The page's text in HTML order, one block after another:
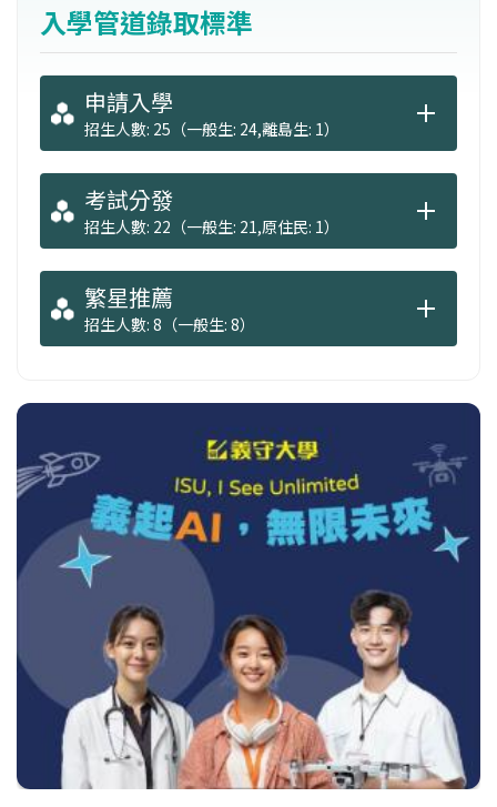
運輸、物流管理、運輸科技、電信管理等專業
能力。
入學管道錄取標準
申請入學
招生人數: 25（一般生: 24,離島生: 1）
考試分發
招生人數: 22（一般生: 21,原住民: 1）
繁星推薦
招生人數: 8（一般生: 8）